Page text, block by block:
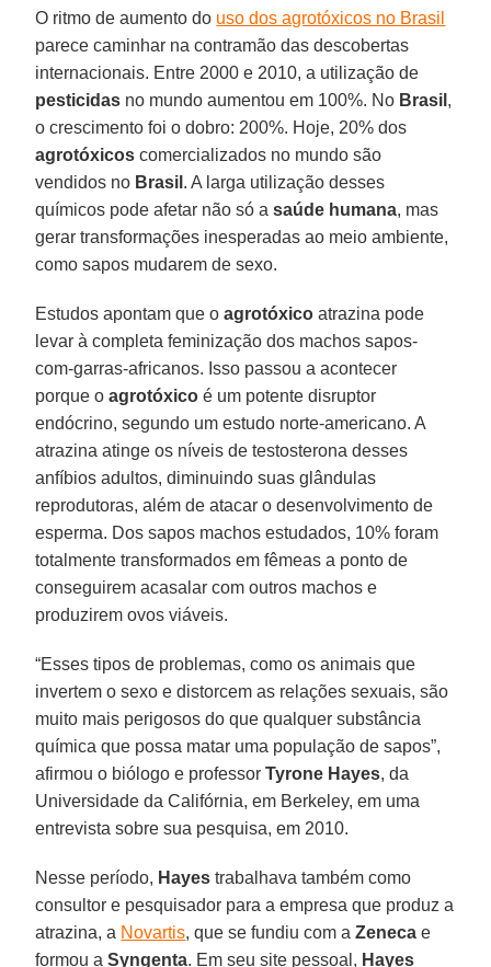
O ritmo de aumento do uso dos agrotóxicos no Brasil
parece caminhar na contramão das descobertas
internacionais. Entre 2000 e 2010, a utilização de
pesticidas no mundo aumentou em 100%. No Brasil ,
o crescimento foi o dobro: 200%. Hoje, 20% dos
agrotóxicos comercializados no mundo são
vendidos no Brasil . A larga utilização desses
químicos pode afetar não só asaúde humana, mas
gerar transformações inesperadas ao meio ambiente,
como sapos mudarem de sexo.
Estudos apontam que oagrotóxico atrazina pode
levar à completa feminização dos machos sapos-
com-garras-africanos. Isso passou a acontecer
porque oagrotóxico é um potente disruptor
endócrino, segundo um estudo norte-americano. A
atrazina atinge os níveis de testosterona desses
anfíbios adultos, diminuindo suas glândulas
reprodutoras, além de atacar o desenvolvimento de
esperma. Dos sapos machos estudados, 10% foram
totalmente transformados em fêmeas a ponto de
conseguirem acasalar com outros machos e
produzirem ovos viáveis.
“Esses tipos de problemas, como os animais que
invertem o sexo e distorcem as relações sexuais, são
muito mais perigosos do que qualquer substância
química que possa matar uma população de sapos”,
afirmou o biólogo e professorTyrone Hayes, da
Universidade da Califórnia, em Berkeley, em uma
entrevista sobre sua pesquisa, em 2010.
Nesse período, Hayes trabalhava também como
consultor e pesquisador para a empresa que produz a
atrazina, a Novartis, que se fundiu com aZeneca e
formou aSyngenta. Em seu site pessoal, Hayes